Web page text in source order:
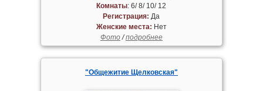
Комнаты: 6/ 8/ 10/ 12
Регистрация: Да
Женские места: Нет
Фото/подробнее
"Общежитие Щелковская"